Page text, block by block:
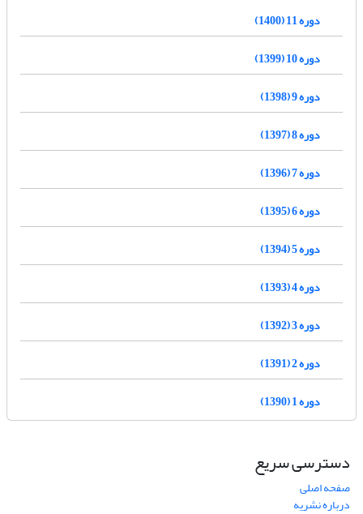
دوره 11 (1400)
دوره 10 (1399)
دوره 9 (1398)
دوره 8 (1397)
دوره 7 (1396)
دوره 6 (1395)
دوره 5 (1394)
دوره 4 (1393)
دوره 3 (1392)
دوره 2 (1391)
دوره 1 (1390)
دسترسی سریع
صفحه اصلی
درباره نشریه